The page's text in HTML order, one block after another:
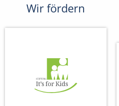
Wir fördern